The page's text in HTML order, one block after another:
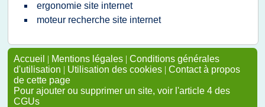
ergonomie site internet
moteur recherche site internet
Accueil | Mentions légales | Conditions générales
d'utilisation | Utilisation des cookies | Contact à propos
de cette page
Pour ajouter ou supprimer un site, voir l'article 4 des
CGUs